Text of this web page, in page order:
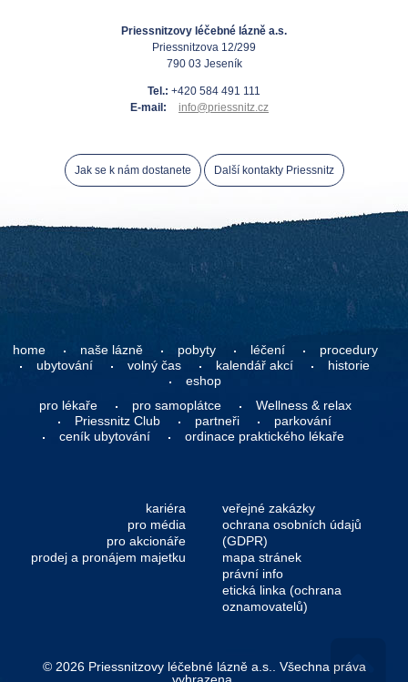
Priessnitzovy léčebné lázně a.s.
Priessnitzova 12/299
790 03 Jeseník
Tel.: +420 584 491 111
E-mail:
info@priessnitz.cz
Jak se k nám dostanete Další kontakty Priessnitz
home naše lázně pobyty léčení
procedury
ubytování
volný čas kalendář akcí
historie
eshop
pro lékaře
pro samoplátce
Wellness & relax
Priessnitz Club
partneři
parkování
ceník ubytování
ordinace praktického lékaře
kariéra
pro média
pro akcionáře
prodej a pronájem majetku
veřejné zakázky
ochrana osobních údajů
(GDPR)
mapa stránek
právní info
etická linka (ochrana
oznamovatelů)
© 2026 Priessnitzovy léčebné lázně a.s.. Všechna práva
vyhrazena.